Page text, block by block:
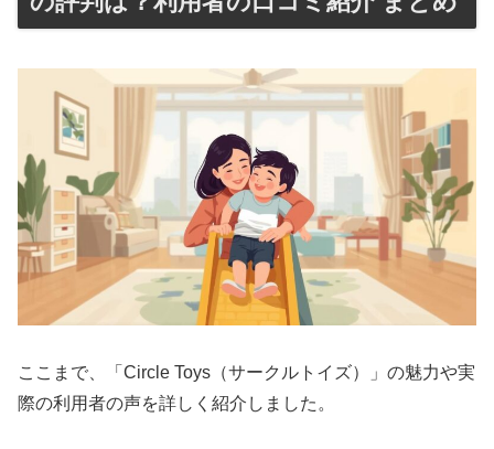
ここまで、「Circle Toys（サークルトイズ）」の魅力や実
際の利用者の声を詳しく紹介しました。